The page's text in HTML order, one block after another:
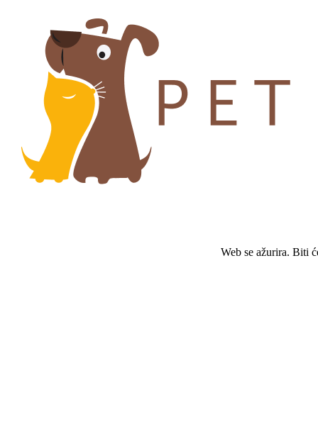
Web se ažurira. Biti